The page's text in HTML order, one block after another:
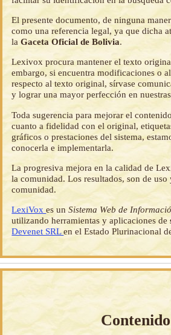
El presente documento, de ninguna
como una referencia legal, ya que dicha
laGaceta Oficial de Bolivia.
Lexivox procura mantener el texto
embargo, si encuentra modificaciones o
respecto al texto original, sírvase
y lograr una mayor perfección en
Toda sugerencia para mejorar el
cuanto a fidelidad con el original,
gráficos o prestaciones del sistema,
conocerla e implementarla.
La progresiva mejora en la calidad de
la comunidad. Los resultados, son de
comunidad.
LexiVoxes unSistema Web de
utilizando herramientas y aplicaciones de
Devenet SRLen el Estado Plurinacional
Contenido